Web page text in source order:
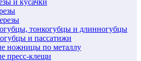
тонкогубцы и длинногубцы
и пассатижи
ножницы по металлу
пресс-клещи